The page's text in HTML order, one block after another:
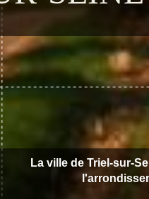
La ville de Triel-sur-